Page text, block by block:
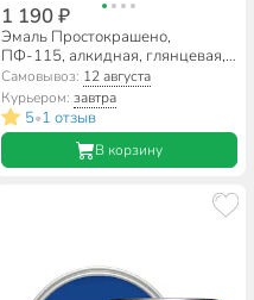
1 190 ₽
Эмаль Простокрашено,
ПФ-115, алкидная, глянцевая,
черная, 2.7 кг
Самовывоз: 12 августа
Курьером: завтра
5•1 отзыв
В корзину